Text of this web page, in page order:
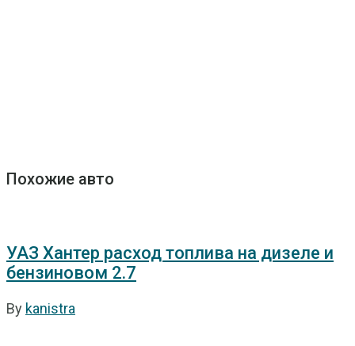
Похожие авто
УАЗ Хантер расход топлива на дизеле и
бензиновом 2.7
By kanistra